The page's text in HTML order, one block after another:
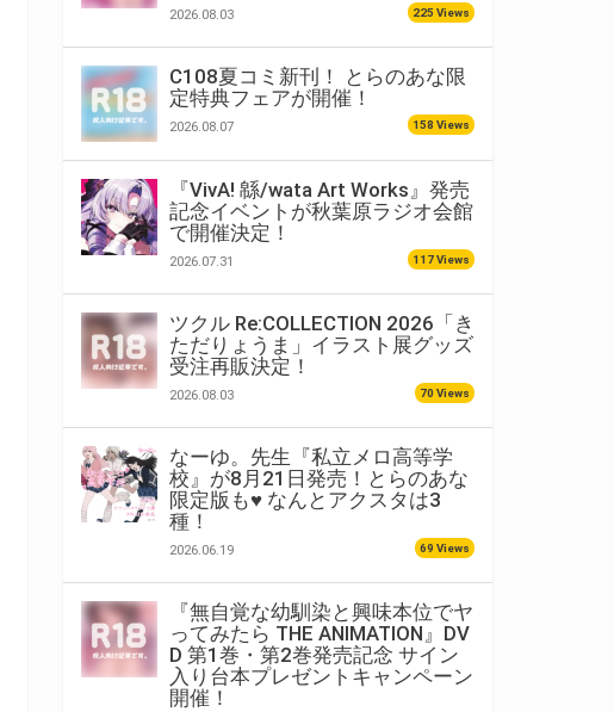
2026.08.03 225 Views
C108夏コミ新刊！ とらのあな限
定特典フェアが開催！
2026.08.07 158 Views
『VivA! 緜/wata Art Works』発売
記念イベントが秋葉原ラジオ会館
で開催決定！
2026.07.31 117 Views
ツクル Re:COLLECTION 2026「き
ただりょうま」イラスト展グッズ
受注再販決定！
2026.08.03 70 Views
なーゆ。先生『私立メロ高等学
校』が8月21日発売！とらのあな
限定版も♥ なんとアクスタは3
種！
2026.06.19 69 Views
『無自覚な幼馴染と興味本位でヤ
ってみたら THE ANIMATION』DV
D 第1巻・第2巻発売記念 サイン
入り台本プレゼントキャンペーン
開催！